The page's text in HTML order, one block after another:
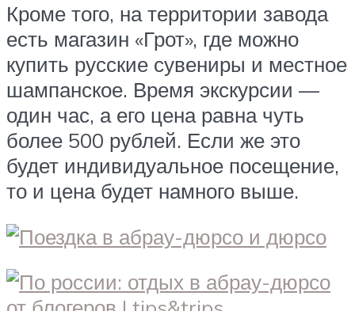
Кроме того, на территории завода
есть магазин «Грот», где можно
купить русские сувениры и местное
шампанское. Время экскурсии —
один час, а его цена равна чуть
более 500 рублей. Если же это
будет индивидуальное посещение,
то и цена будет намного выше.